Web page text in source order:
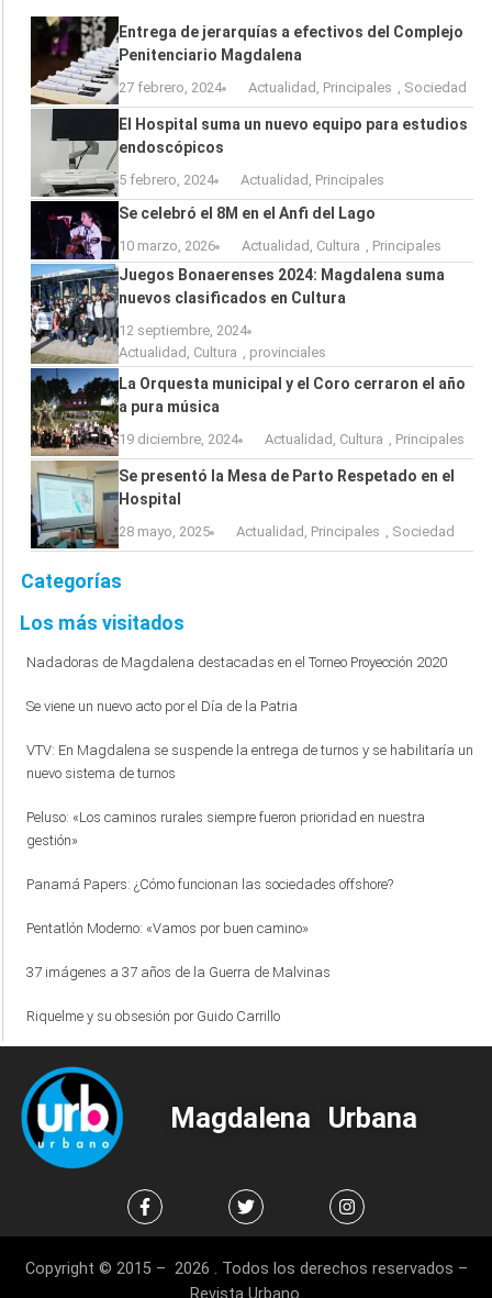
Entrega de jerarquías a efectivos del Complejo
Penitenciario Magdalena
27 febrero, 2024 Actualidad , Principales , Sociedad
El Hospital suma un nuevo equipo para estudios
endoscópicos
5 febrero, 2024 Actualidad , Principales
Se celebró el 8M en el Anfi del Lago
10 marzo, 2026 Actualidad , Cultura , Principales
Juegos Bonaerenses 2024: Magdalena suma
nuevos clasificados en Cultura
12 septiembre, 2024
Actualidad , Cultura , provinciales
La Orquesta municipal y el Coro cerraron el año
a pura música
19 diciembre, 2024 Actualidad , Cultura , Principales
Se presentó la Mesa de Parto Respetado en el
Hospital
28 mayo, 2025 Actualidad , Principales , Sociedad
Categorías
Los más visitados
Nadadoras de Magdalena destacadas en el Torneo Proyección 2020
Se viene un nuevo acto por el Día de la Patria
VTV: En Magdalena se suspende la entrega de turnos y se habilitaría un
nuevo sistema de turnos
Peluso: «Los caminos rurales siempre fueron prioridad en nuestra
gestión»
Panamá Papers: ¿Cómo funcionan las sociedades offshore?
Pentatlón Moderno: «Vamos por buen camino»
37 imágenes a 37 años de la Guerra de Malvinas
Riquelme y su obsesión por Guido Carrillo
Magdalena Urbana
Copyright © 2015 – 2026 . Todos los derechos reservados –
Revista Urbano.